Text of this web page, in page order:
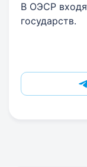
В ОЭСР
государств.